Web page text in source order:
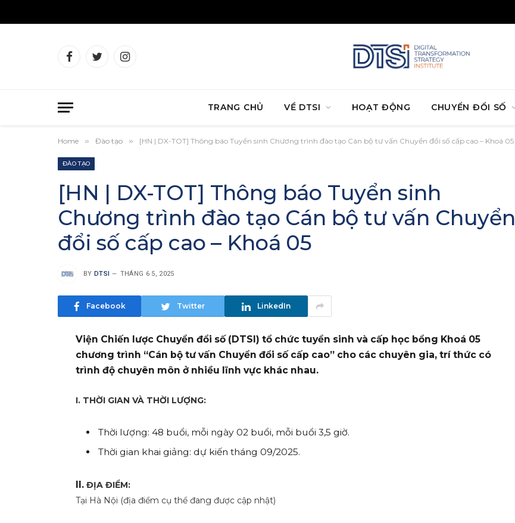
FacebookTwitterInstagram
TRANG CHỦ VỀ DTSI HOẠT ĐỘNG CHUYỂN ĐỔI SỐ
Home » Đào tạo » [HN | DX-TOT] Thông báo Tuyển sinh Chương trình đào tạo Cán bộ tư vấn Chuyển đổi số cấp cao – Khoá 05
ĐÀO TẠO
[HN | DX-TOT] Thông báo Tuyển sinh
Chương trình đào tạo Cán bộ tư vấn Chuyển
đổi số cấp cao – Khoá 05
BY DTSI THÁNG 6 5, 2025
Facebook Twitter LinkedIn
Viện Chiến lược Chuyển đổi số (DTSI) tổ chức tuyển sinh và cấp học bổng Khoá 05
chương trình “Cán bộ tư vấn Chuyển đổi số cấp cao” cho các chuyên gia, trí thức có
trình độ chuyên môn ở nhiều lĩnh vực khác nhau.
I. THỜI GIAN VÀ THỜI LƯỢNG:
Thời lượng: 48 buổi, mỗi ngày 02 buổi, mỗi buổi 3,5 giờ.
Thời gian khai giảng: dự kiến tháng 09/2025.
II.ĐỊA ĐIỂM:
Tại Hà Nội (địa điểm cụ thể đang được cập nhật)